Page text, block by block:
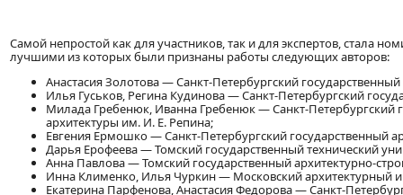
Самой непростой как для участников, так и для экспертов, стала
лучшими из которых были признаны работы следующих авторов:
Анастасия Золотова — Санкт-Петербургский государственный
Илья Гуськов, Регина Кудинова — Санкт-Петербургский
Милада Гребенюк, Иванна Гребенюк — Санкт-Петербургский
архитектуры им. И. Е. Репина;
Евгения Ермошко — Санкт-Петербургский государственный
Дарья Ерофеева — Томский государственный технический
Анна Павлова — Томский государственный архитектурно-
Инна Клименко, Илья Чуркин — Московский архитектурный
Екатерина Парфенова, Анастасия Федорова — Санкт-